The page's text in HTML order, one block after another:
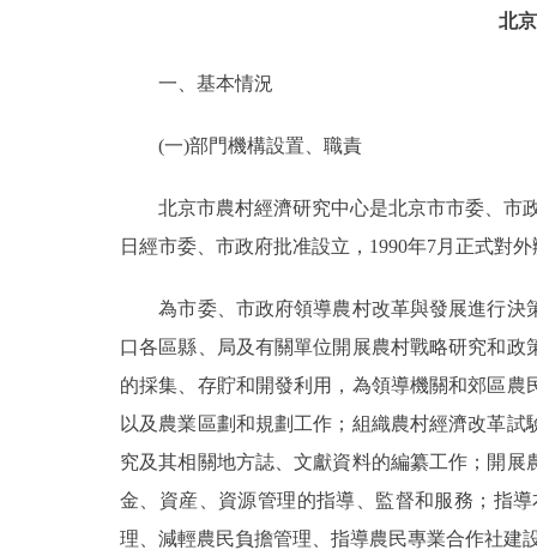
政務服務
個人服務
便民服務
仲介服務
北
一、基本情況
(一)部門機構設置、職責
北京市農村經濟研究中心是北京市市委、市政
日經市委、市政府批准設立，1990年7月正式對
為市委、市政府領導農村改革與發展進行決
口各區縣、局及有關單位開展農村戰略研究和
的採集、存貯和開發利用，為領導機關和郊區
以及農業區劃和規劃工作；組織農村經濟改革
究及其相關地方誌、文獻資料的編纂工作；開
金、資産、資源管理的指導、監督和服務；指
理、減輕農民負擔管理、指導農民專業合作社建